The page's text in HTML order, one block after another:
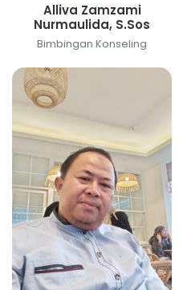
Alliva Zamzami
Nurmaulida, S.Sos
Bimbingan Konseling